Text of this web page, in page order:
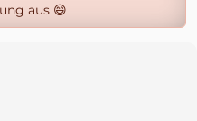
aus 😄